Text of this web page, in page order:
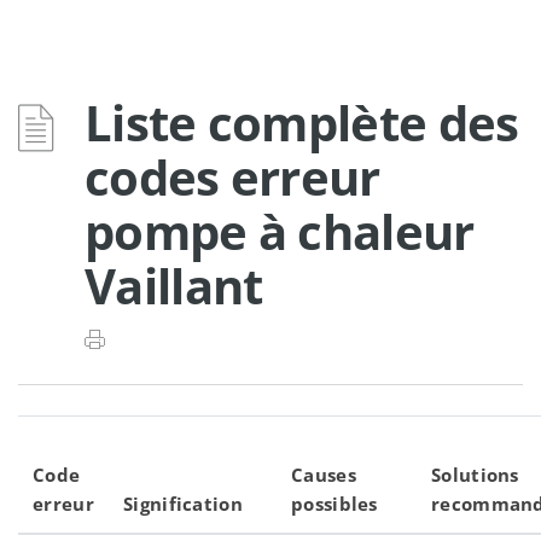
Liste complète des
codes erreur
pompe à chaleur
Vaillant
Code
erreur
Signification
Causes
possibles
Solutions